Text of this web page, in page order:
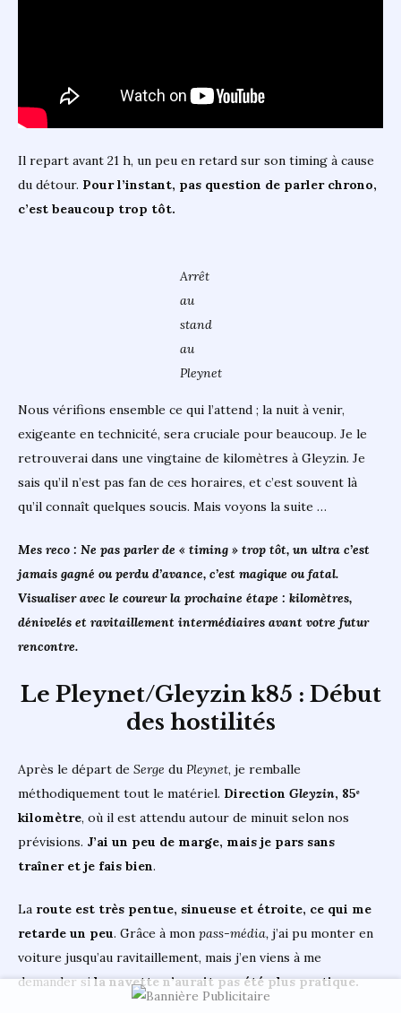
Il repart avant 21 h, un peu en retard sur son timing à cause
du détour. Pour l’instant, pas question de parler chrono,
c’est beaucoup trop tôt.
Arrêt
au
stand
au
Pleynet
Nous vérifions ensemble ce qui l’attend ; la nuit à venir,
exigeante en technicité, sera cruciale pour beaucoup. Je le
retrouverai dans une vingtaine de kilomètres à Gleyzin. Je
sais qu’il n’est pas fan de ces horaires, et c’est souvent là
qu’il connaît quelques soucis. Mais voyons la suite …
Mes reco : Ne pas parler de « timing » trop tôt, un ultra c’est
jamais gagné ou perdu d’avance, c’est magique ou fatal.
Visualiser avec le coureur la prochaine étape : kilomètres,
dénivelés et ravitaillement intermédiaires avant votre futur
rencontre.
Le Pleynet/Gleyzin k85 : Début
des hostilités
Après le départ de Serge du Pleynet, je remballe
méthodiquement tout le matériel. Direction Gleyzin, 85ᵉ
kilomètre, où il est attendu autour de minuit selon nos
prévisions. J’ai un peu de marge, mais je pars sans
traîner et je fais bien.
La route est très pentue, sinueuse et étroite, ce qui me
retarde un peu. Grâce à mon pass-média, j’ai pu monter en
voiture jusqu’au ravitaillement, mais j’en viens à me
demander sila navette n’aurait pas été plus pratique.